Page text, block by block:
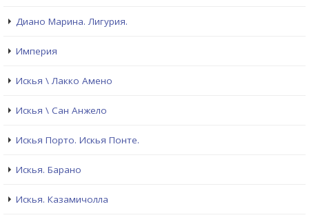
Диано Марина. Лигурия.
Империя
Искья \ Лакко Амено
Искья \ Сан Анжело
Искья Порто. Искья Понте.
Искья. Барано
Искья. Казамичолла